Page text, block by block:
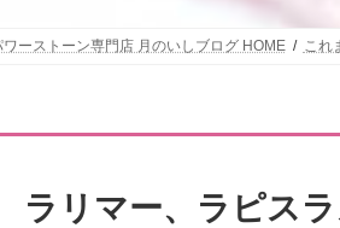
ーストーン専門店 月のいしブログ HOME これ
リマー、ラピスラ